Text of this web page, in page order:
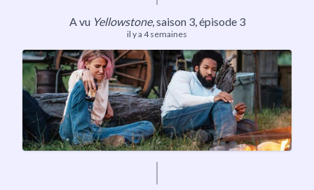
A vu Yellowstone,saison 3, épisode 3
il y a 4 semaines